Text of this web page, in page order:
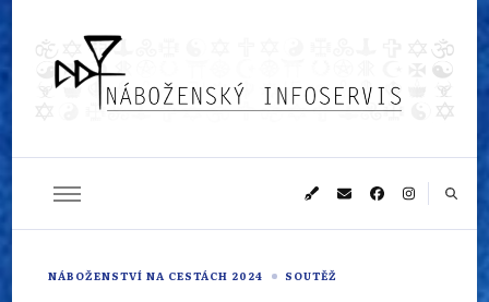
Náboženský
infoservis
NÁBOŽENSTVÍ NA CESTÁCH 2024 SOUTĚŽ